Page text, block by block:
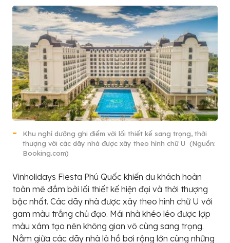
Khu nghỉ dưỡng ghi điểm với lối thiết kế sang trọng, thời
thượng với các dãy nhà được xây theo hình chữ U (Nguồn:
Booking.com)
Vinholidays Fiesta Phú Quốc khiến du khách hoàn
toàn mê đắm bởi lối thiết kế hiện đại và thời thượng
bậc nhất. Các dãy nhà được xây theo hình chữ U với
gam màu trắng chủ đạo. Mái nhà khéo léo được lợp
màu xám tạo nên không gian vô cùng sang trọng.
Nằm giữa các dãy nhà là hồ bơi rộng lớn cùng những